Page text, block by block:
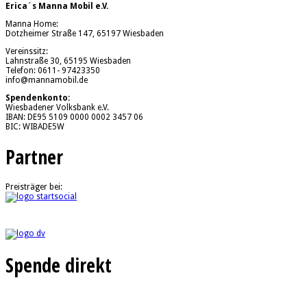
Erica´s Manna Mobil e.V.
Manna Home:
Dotzheimer Straße 147, 65197 Wiesbaden
Vereinssitz:
Lahnstraße 30, 65195 Wiesbaden
Telefon: 0611- 97423350
info@mannamobil.de
Spendenkonto:
Wiesbadener Volksbank e.V.
IBAN: DE95 5109 0000 0002 3457 06
BIC: WIBADE5W
Partner
Preisträger bei:
Spende direkt